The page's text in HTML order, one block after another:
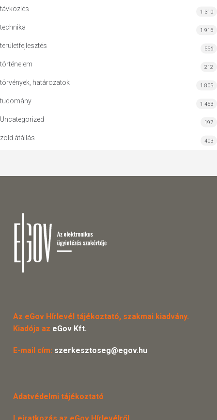
távközlés 1 310
technika 1 916
területfejlesztés 556
történelem 212
törvények, határozatok 1 805
tudomány 1 453
Uncategorized 197
zöld átállás 403
Az eGov Hírlevél tájékoztató, szakmai kiadvány.
Kiadója az eGov Kft.
E-mail cím: szerkesztoseg@egov.hu
Adatvédelmi tájékoztató